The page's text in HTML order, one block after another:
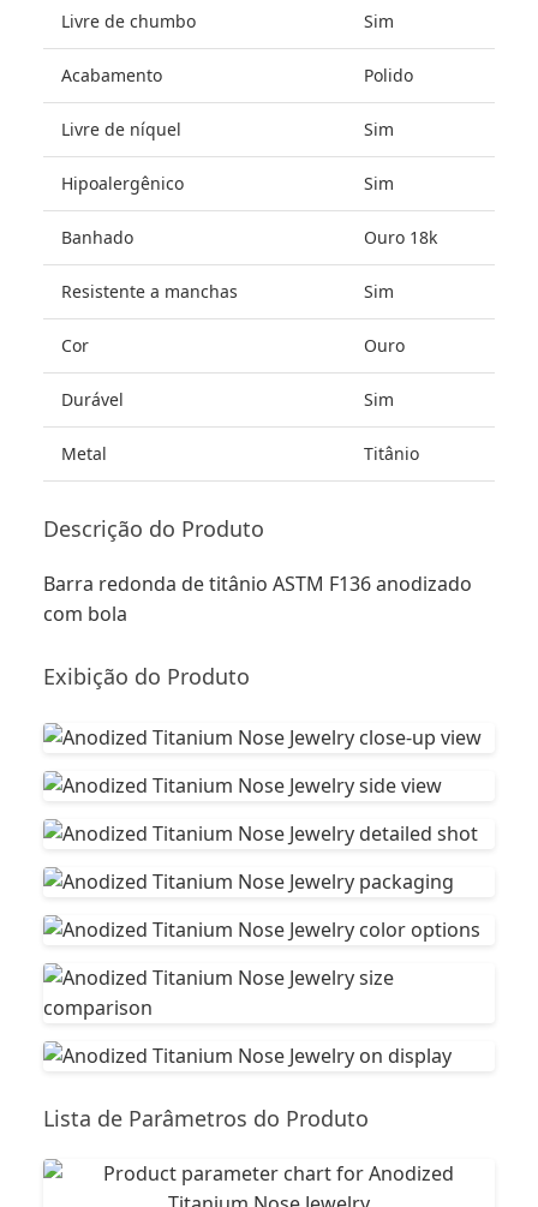
Livre de chumbo Sim
Acabamento Polido
Livre de níquel Sim
Hipoalergênico Sim
Banhado Ouro 18k
Resistente a manchas Sim
Cor Ouro
Durável Sim
Metal Titânio
Descrição do Produto
Barra redonda de titânio ASTM F136 anodizado
com bola
Exibição do Produto
Lista de Parâmetros do Produto